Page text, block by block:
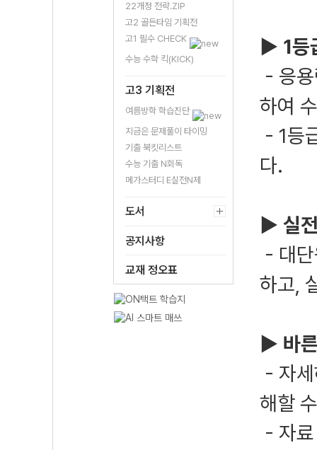
22개정 전략.ZIP
고2 골든타임 기획전
고1 필수 CHECK
수능 수학 킥(KICK)
고3 기획전
여름방학 학습진단
지금은 문제풀이 타이밍
기출 북킷리스트
수능 기출 N회독
메가스터디 E실전N제
도서
공지사항
교재 정오표
▶ 1등
- 응
하여
- 1등
다.
▶ 실
- 대
하고,
▶ 바
- 자
해할
- 자